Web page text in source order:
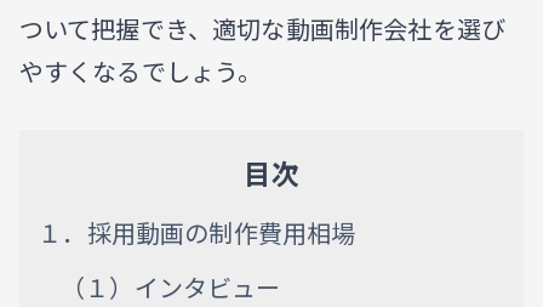
ついて把握でき、適切な動画制作会社を選び
やすくなるでしょう。
目次
１．採用動画の制作費用相場
（１）インタビュー